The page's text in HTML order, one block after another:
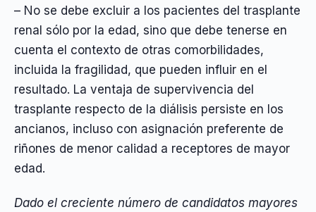
– No se debe excluir a los pacientes del trasplante
renal sólo por la edad, sino que debe tenerse en
cuenta el contexto de otras comorbilidades,
incluida la fragilidad, que pueden influir en el
resultado. La ventaja de supervivencia del
trasplante respecto de la diálisis persiste en los
ancianos, incluso con asignación preferente de
riñones de menor calidad a receptores de mayor
edad.
Dado el creciente número de candidatos mayores